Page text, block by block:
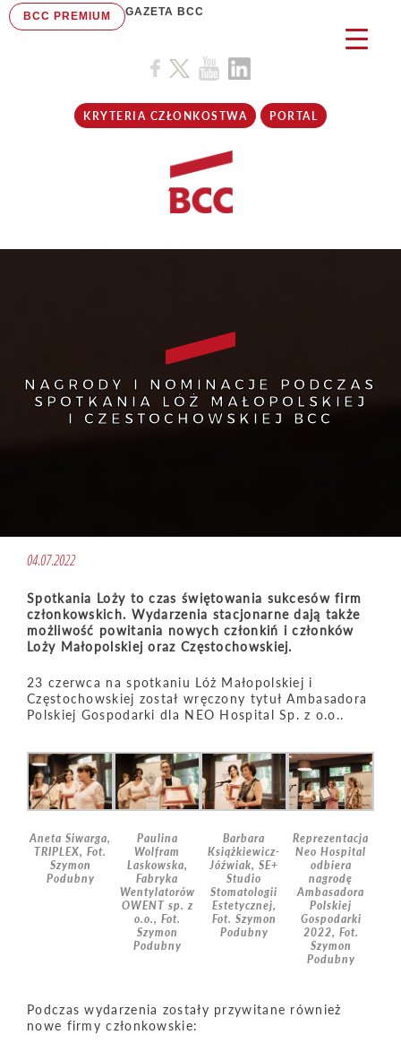
BCC PREMIUM GAZETA BCC
KRYTERIA CZŁONKOSTWA PORTAL
NAGRODY I NOMINACJE PODCZAS
SPOTKANIA LÓŻ MAŁOPOLSKIEJ
I CZĘSTOCHOWSKIEJ BCC
04.07.2022
Spotkania Loży to czas świętowania sukcesów firm
członkowskich. Wydarzenia stacjonarne dają także
możliwość powitania nowych członkiń i członków
Loży Małopolskiej oraz Częstochowskiej.
23 czerwca na spotkaniu Lóż Małopolskiej i
Częstochowskiej został wręczony tytuł Ambasadora
Polskiej Gospodarki dla NEO Hospital Sp. z o.o..
Aneta Siwarga,
TRIPLEX, Fot.
Szymon
Podubny
Paulina
Wolfram
Laskowska,
Fabryka
Wentylatorów
OWENT sp. z
o.o., Fot.
Szymon
Podubny
Barbara
Książkiewicz-
Jóźwiak, SE+
Studio
Stomatologii
Estetycznej,
Fot. Szymon
Podubny
Reprezentacja
Neo Hospital
odbiera
nagrodę
Ambasadora
Polskiej
Gospodarki
2022, Fot.
Szymon
Podubny
Podczas wydarzenia zostały przywitane również
nowe firmy członkowskie: